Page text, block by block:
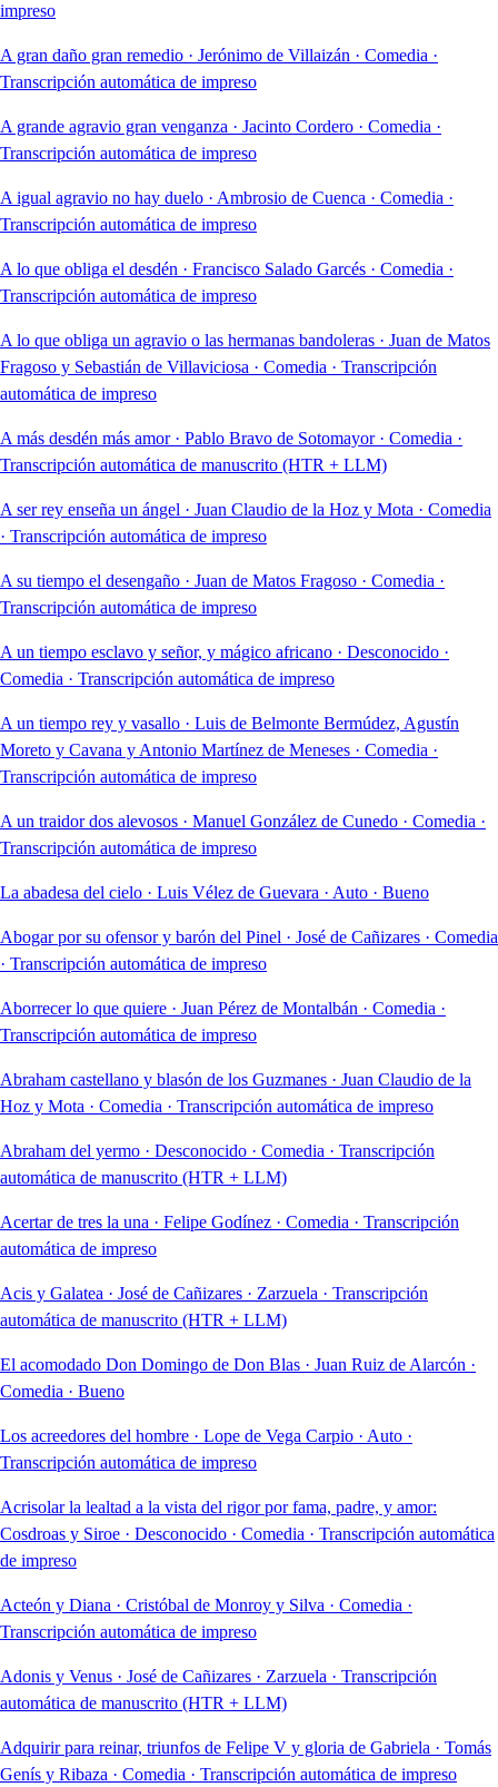
impreso
A gran daño gran remedio · Jerónimo de Villaizán · Comedia ·
Transcripción automática de impreso
A grande agravio gran venganza · Jacinto Cordero · Comedia ·
Transcripción automática de impreso
A igual agravio no hay duelo · Ambrosio de Cuenca · Comedia ·
Transcripción automática de impreso
A lo que obliga el desdén · Francisco Salado Garcés · Comedia ·
Transcripción automática de impreso
A lo que obliga un agravio o las hermanas bandoleras · Juan de Matos
Fragoso y Sebastián de Villaviciosa · Comedia · Transcripción
automática de impreso
A más desdén más amor · Pablo Bravo de Sotomayor · Comedia ·
Transcripción automática de manuscrito (HTR + LLM)
A ser rey enseña un ángel · Juan Claudio de la Hoz y Mota · Comedia
· Transcripción automática de impreso
A su tiempo el desengaño · Juan de Matos Fragoso · Comedia ·
Transcripción automática de impreso
A un tiempo esclavo y señor, y mágico africano · Desconocido ·
Comedia · Transcripción automática de impreso
A un tiempo rey y vasallo · Luis de Belmonte Bermúdez, Agustín
Moreto y Cavana y Antonio Martínez de Meneses · Comedia ·
Transcripción automática de impreso
A un traidor dos alevosos · Manuel González de Cunedo · Comedia ·
Transcripción automática de impreso
La abadesa del cielo · Luis Vélez de Guevara · Auto · Bueno
Abogar por su ofensor y barón del Pinel · José de Cañizares · Comedia
· Transcripción automática de impreso
Aborrecer lo que quiere · Juan Pérez de Montalbán · Comedia ·
Transcripción automática de impreso
Abraham castellano y blasón de los Guzmanes · Juan Claudio de la
Hoz y Mota · Comedia · Transcripción automática de impreso
Abraham del yermo · Desconocido · Comedia · Transcripción
automática de manuscrito (HTR + LLM)
Acertar de tres la una · Felipe Godínez · Comedia · Transcripción
automática de impreso
Acis y Galatea · José de Cañizares · Zarzuela · Transcripción
automática de manuscrito (HTR + LLM)
El acomodado Don Domingo de Don Blas · Juan Ruiz de Alarcón ·
Comedia · Bueno
Los acreedores del hombre · Lope de Vega Carpio · Auto ·
Transcripción automática de impreso
Acrisolar la lealtad a la vista del rigor por fama, padre, y amor:
Cosdroas y Siroe · Desconocido · Comedia · Transcripción automática
de impreso
Acteón y Diana · Cristóbal de Monroy y Silva · Comedia ·
Transcripción automática de impreso
Adonis y Venus · José de Cañizares · Zarzuela · Transcripción
automática de manuscrito (HTR + LLM)
Adquirir para reinar, triunfos de Felipe V y gloria de Gabriela · Tomás
Genís y Ribaza · Comedia · Transcripción automática de impreso